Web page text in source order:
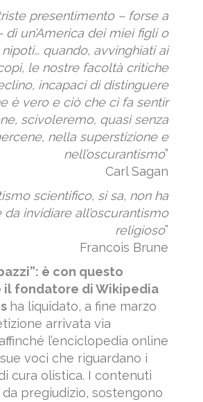
presentimento – forse a
di un’America dei miei figli o
quando, avvinghiati ai
le nostre facoltà critiche
incapaci di distinguere
è vero e ciò che ci fa sentir
scivoleremo, quasi senza
nella superstizione e
nell’oscurantismo”
Carl Sagan
scientifico, si sa, non ha
da invidiare all’oscurantismo
religioso”
Francois Brune
è con questo
fondatore di Wikipedia
ha liquidato, a fine marzo
arrivata via
l’enciclopedia online
voci che riguardano i
cura olistica. I contenuti
pregiudizio, sostengono